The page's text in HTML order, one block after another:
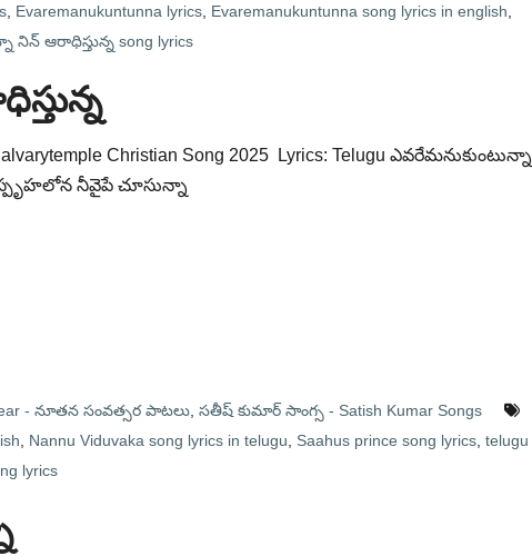
Evaremanukuntunna lyrics Evaremanukuntunna song lyrics in english
నిన్ ఆరాధిస్తున్న song lyrics
Christian Song 2025 ‬ Lyrics: Telugu ఎవరేమనుకుంటున్నా
నీవైపే చూసున్నా
- నూతన సంవత్సర పాటలు సతీష్ కుమార్ సాంగ్స - Satish Kumar Songs
Nannu Viduvaka song lyrics in telugu Saahus prince song lyrics telugu
lyrics